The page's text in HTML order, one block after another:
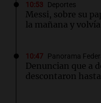
10:53 Deportes
Messi, sobre su
la mañana y
10:47 Panorama
Denuncian que a
descontaron